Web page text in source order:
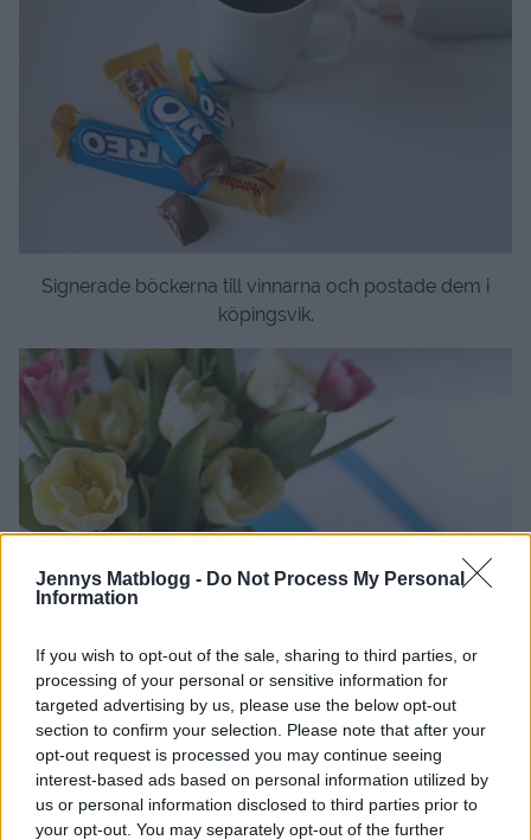
Jennys Matblogg - Do Not Process My Personal
Information
If you wish to opt-out of the sale, sharing to third parties, or
processing of your personal or sensitive information for
targeted advertising by us, please use the below opt-out
section to confirm your selection. Please note that after your
opt-out request is processed you may continue seeing
interest-based ads based on personal information utilized by
us or personal information disclosed to third parties prior to
your opt-out. You may separately opt-out of the further
Signerade böckerna till vinnarna och postade dem i
köpingsvik.
Kusinvitamin. Dessa två, bästisar hela tiden.
Nomi & Lova, goa busungar.